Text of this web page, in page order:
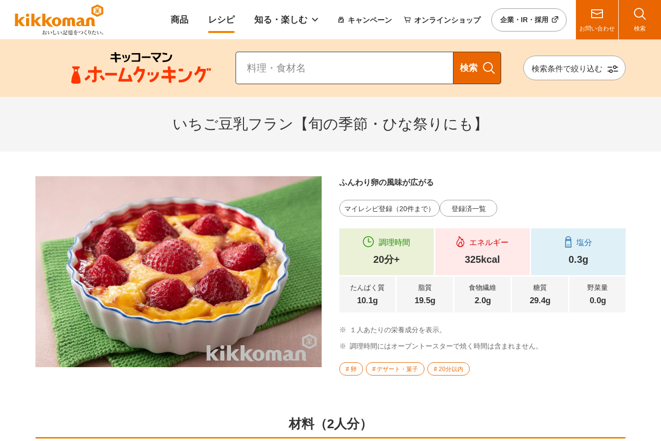
商品 レシピ 知る・楽しむ キャンペーン オンラインショップ 企業・IR・採用
お問い合わせ 検索
検索 検索条件で絞り込む
いちご豆乳フラン【旬の季節・ひな祭りにも】
ふんわり卵の風味が広がる
マイレシピ登録（20件まで） 登録済一覧
調理時間
20分+
エネルギー
325kcal
塩分
0.3g
たんぱく質
10.1g
脂質
19.5g
食物繊維
2.0g
糖質
29.4g
野菜量
0.0g
※ １人あたりの栄養成分を表示。
※ 調理時間にはオーブントースターで焼く時間は含まれません。
卵 デザート・菓子 20分以内
材料（2人分）